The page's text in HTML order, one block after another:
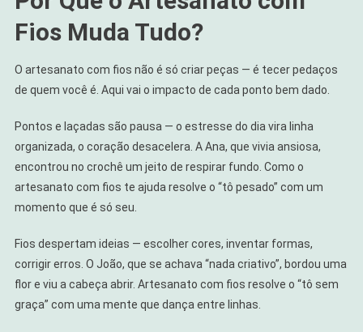
Fios Muda Tudo?
O artesanato com fios não é só criar peças — é tecer pedaços
de quem você é. Aqui vai o impacto de cada ponto bem dado.
Pontos e laçadas são pausa — o estresse do dia vira linha
organizada, o coração desacelera. A Ana, que vivia ansiosa,
encontrou no crochê um jeito de respirar fundo. Como o
artesanato com fios te ajuda resolve o “tô pesado” com um
momento que é só seu.
Fios despertam ideias — escolher cores, inventar formas,
corrigir erros. O João, que se achava “nada criativo”, bordou uma
flor e viu a cabeça abrir. Artesanato com fios resolve o “tô sem
graça” com uma mente que dança entre linhas.